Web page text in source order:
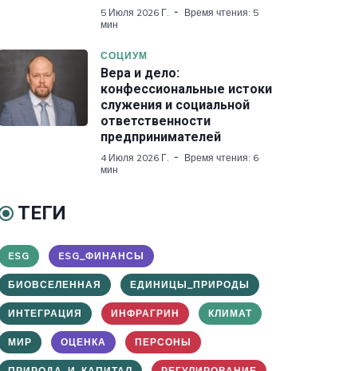
5 Июля 2026 Г.
Время чтения: 5
мин
СОЦИУМ
Вера и дело:
конфессиональные истоки
служения и социальной
ответственности
предпринимателей
4 Июля 2026 Г.
Время чтения: 6
мин
ТЕГИ
ESG ESG_ФИНАНСЫ
БИОВСЕЛЕННАЯ ЕДИНИЦЫ_ПРИРОДЫ
ИНТЕГРАЦИЯ ИНФРАГРИН КЛИМАТ
МИР ОЦЕНКА ПЕРСОНЫ